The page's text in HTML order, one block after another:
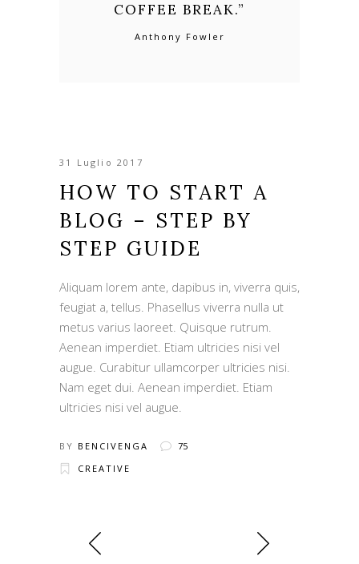
COFFEE BREAK.”
Anthony Fowler
31 Luglio 2017
HOW TO START A
BLOG – STEP BY
STEP GUIDE
Aliquam lorem ante, dapibus in, viverra quis,
feugiat a, tellus. Phasellus viverra nulla ut
metus varius laoreet. Quisque rutrum.
Aenean imperdiet. Etiam ultricies nisi vel
augue. Curabitur ullamcorper ultricies nisi.
Nam eget dui. Aenean imperdiet. Etiam
ultricies nisi vel augue.
BY BENCIVENGA
75
CREATIVE